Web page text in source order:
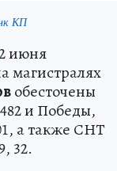
КП
июня
магистралях
обесточены
и Победы,
а также СНТ
32.